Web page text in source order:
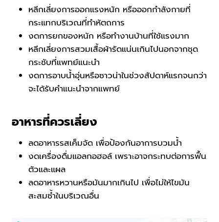
หลีกเลี่ยงการออกแรงหนัก หรือออกกำลังกายที่
กระแทกบริเวณที่ทำหัตถการ
งดการยกของหนัก หรือทำงานบ้านที่ใช้แรงมาก
หลีกเลี่ยงการสวมเสื้อผ้ารัดแน่นเกินไปนอกจากชุด
กระชับที่แพทย์แนะนำ
งดการอาบน้ำอุ่นหรือซาวน่าในช่วงสัปดาห์แรกจนกว่า
จะได้รับคำแนะนำจากแพทย์
อาหารที่ควรเลี่ยง
ลดอาหารรสเค็มจัด เพื่อป้องกันอาการบวมน้ำ
งดเครื่องดื่มแอลกอฮอล์ เพราะอาจกระทบต่อการฟื้น
ตัวและแผล
ลดอาหารหวานหรือมันมากเกินไป เพื่อไม่ให้ไขมัน
สะสมซ้ำในบริเวณอื่น